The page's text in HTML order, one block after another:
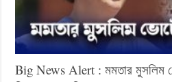
Big News Alert : মমতার মুসলিম